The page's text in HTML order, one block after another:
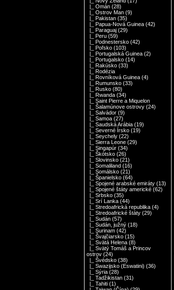
|_ Omán (28)
|_ Ostrov Man (9)
|_ Pakistan (35)
|_ Papua-Nová Guinea (42)
|_ Paraguaj (29)
|_ Peru (59)
|_ Podnestersko (42)
|_ Poľsko (103)
|_ Portugalská Guinea (2)
|_ Portugalsko (14)
|_ Rakúsko (33)
|_ Rodézia
|_ Rovníková Guinea (4)
|_ Rumunsko (33)
|_ Rusko (80)
|_ Rwanda (34)
|_ Saint Pierre a Miquelon
|_ Šalamúnove ostrovy (24)
|_ Salvádor (9)
|_ Samoa (27)
|_ Saudská Arábia (19)
|_ Severné Írsko (19)
|_ Seychely (22)
|_ Sierra Leone (29)
|_ Singapúr (34)
|_ Škótsko (26)
|_ Slovinsko (21)
|_ Somaliland (16)
|_ Somálsko (21)
|_ Španielsko (64)
|_ Spojené arabské emiráty (13)
|_ Spojené štáty americké (62)
|_ Srbsko (35)
|_ Srí Lanka (44)
|_ Stredoafrická republika (4)
|_ Stredoafrické štáty (29)
|_ Sudán (57)
|_ Sudán, južný (18)
|_ Surinam (42)
|_ Švajčiarsko (15)
|_ Svätá Helena (8)
|_ Svätý Tomáš a Princov
ostrov (24)
|_ Švédsko (38)
|_ Swazijsko (Eswatini) (36)
|_ Sýria (28)
|_ Tadžikistan (31)
|_ Tahiti (1)